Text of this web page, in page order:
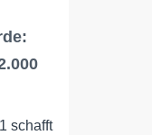
schafft